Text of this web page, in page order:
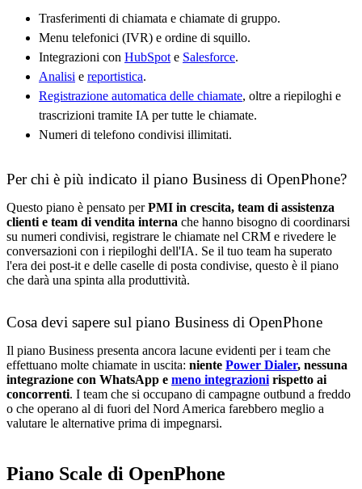
Trasferimenti di chiamata e chiamate di gruppo.
Menu telefonici (IVR) e ordine di squillo.
Integrazioni con HubSpot e Salesforce.
Analisi e reportistica.
Registrazione automatica delle chiamate, oltre a riepiloghi e
trascrizioni tramite IA per tutte le chiamate.
Numeri di telefono condivisi illimitati.
Per chi è più indicato il piano Business di OpenPhone?
Questo piano è pensato perPMI in crescita, team di assistenza
clienti e team di vendita interna che hanno bisogno di coordinarsi
su numeri condivisi, registrare le chiamate nel CRM e rivedere le
conversazioni con i riepiloghi dell'IA. Se il tuo team ha superato
l'era dei post-it e delle caselle di posta condivise, questo è il piano
che darà una spinta alla produttività.
Cosa devi sapere sul piano Business di OpenPhone
Il piano Business presenta ancora lacune evidenti per i team che
effettuano molte chiamate in uscita: niente Power Dialer, nessuna
integrazione con WhatsApp e meno integrazioni rispetto ai
concorrenti. I team che si occupano di campagne outbund a freddo
o che operano al di fuori del Nord America farebbero meglio a
valutare le alternative prima di impegnarsi.
Piano Scale di OpenPhone